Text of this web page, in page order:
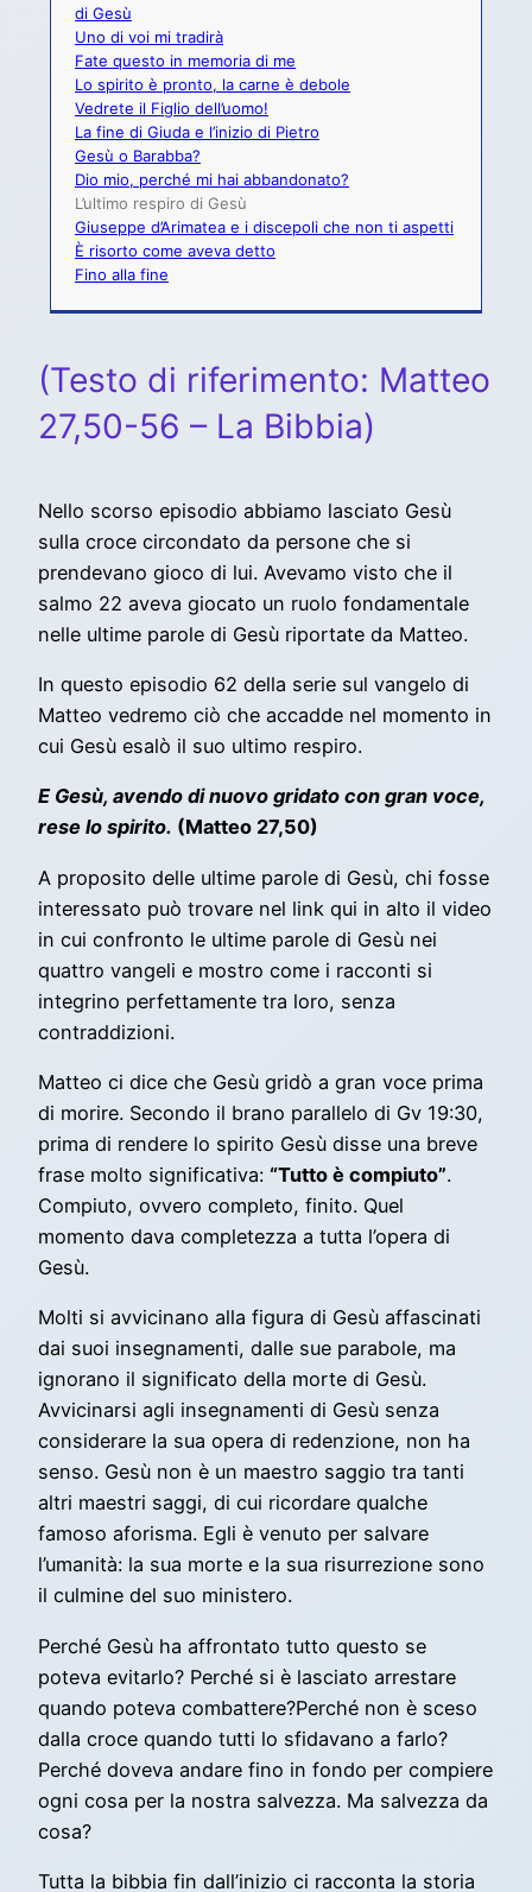
di Gesù
Uno di voi mi tradirà
Fate questo in memoria di me
Lo spirito è pronto, la carne è debole
Vedrete il Figlio dell’uomo!
La fine di Giuda e l’inizio di Pietro
Gesù o Barabba?
Dio mio, perché mi hai abbandonato?
L’ultimo respiro di Gesù
Giuseppe d’Arimatea e i discepoli che non ti aspetti
È risorto come aveva detto
Fino alla fine
(Testo di riferimento: Matteo
27,50-56 – La Bibbia)
Nello scorso episodio abbiamo lasciato Gesù
sulla croce circondato da persone che si
prendevano gioco di lui. Avevamo visto che il
salmo 22 aveva giocato un ruolo fondamentale
nelle ultime parole di Gesù riportate da Matteo.
In questo episodio 62 della serie sul vangelo di
Matteo vedremo ciò che accadde nel momento in
cui Gesù esalò il suo ultimo respiro.
E Gesù, avendo di nuovo gridato con gran voce,
rese lo spirito. (Matteo 27,50)
A proposito delle ultime parole di Gesù, chi fosse
interessato può trovare nel link qui in alto il video
in cui confronto le ultime parole di Gesù nei
quattro vangeli e mostro come i racconti si
integrino perfettamente tra loro, senza
contraddizioni.
Matteo ci dice che Gesù gridò a gran voce prima
di morire. Secondo il brano parallelo di Gv 19:30,
prima di rendere lo spirito Gesù disse una breve
frase molto significativa: “Tutto è compiuto”.
Compiuto, ovvero completo, finito. Quel
momento dava completezza a tutta l’opera di
Gesù.
Molti si avvicinano alla figura di Gesù affascinati
dai suoi insegnamenti, dalle sue parabole, ma
ignorano il significato della morte di Gesù.
Avvicinarsi agli insegnamenti di Gesù senza
considerare la sua opera di redenzione, non ha
senso. Gesù non è un maestro saggio tra tanti
altri maestri saggi, di cui ricordare qualche
famoso aforisma. Egli è venuto per salvare
l’umanità: la sua morte e la sua risurrezione sono
il culmine del suo ministero.
Perché Gesù ha affrontato tutto questo se
poteva evitarlo? Perché si è lasciato arrestare
quando poteva combattere?Perché non è sceso
dalla croce quando tutti lo sfidavano a farlo?
Perché doveva andare fino in fondo per compiere
ogni cosa per la nostra salvezza. Ma salvezza da
cosa?
Tutta la bibbia fin dall’inizio ci racconta la storia